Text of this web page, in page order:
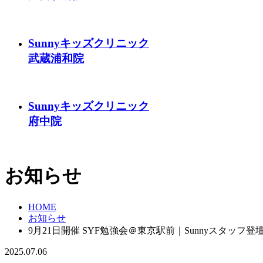
Sunnyキッズクリニック
武蔵浦和院
Sunnyキッズクリニック
府中院
お知らせ
HOME
お知らせ
9月21日開催 SYF勉強会＠東京駅前｜Sunnyスタッフ登
2025.07.06